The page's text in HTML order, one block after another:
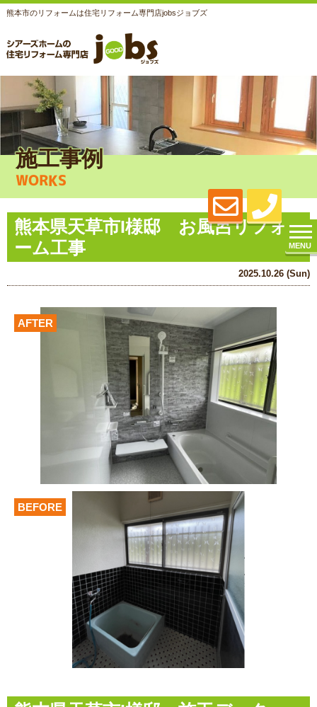
熊本市のリフォームは住宅リフォーム専門店jobsジョブズ
MENU
施工事例
WORKS
熊本県天草市I様邸 お風呂リフォ
ーム工事
2025.10.26 (Sun)
AFTER
BEFORE